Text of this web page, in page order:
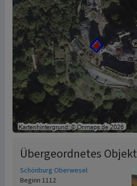
Übergeordnetes Objekt
Schönburg Oberwesel
Beginn 1112